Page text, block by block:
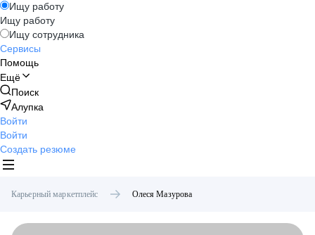
Ищу работу
Ищу работу
Ищу сотрудника
Сервисы
Помощь
Ещё
Поиск
Алупка
Войти
Войти
Создать резюме
Карьерный маркетплейс Олеся Мазурова